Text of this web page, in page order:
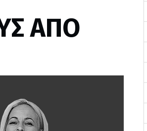
ΑΠΟ